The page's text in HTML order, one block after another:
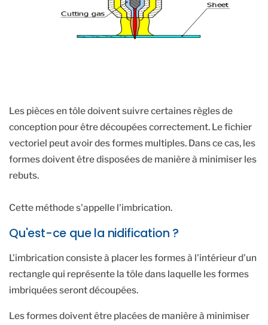
Les pièces en tôle doivent suivre certaines règles de
conception pour être découpées correctement. Le fichier
vectoriel peut avoir des formes multiples. Dans ce cas, les
formes doivent être disposées de manière à minimiser les
rebuts.
Cette méthode s'appelle l'imbrication.
Qu'est-ce que la nidification ?
L'imbrication consiste à placer les formes à l'intérieur d'un
rectangle qui représente la tôle dans laquelle les formes
imbriquées seront découpées.
Les formes doivent être placées de manière à minimiser